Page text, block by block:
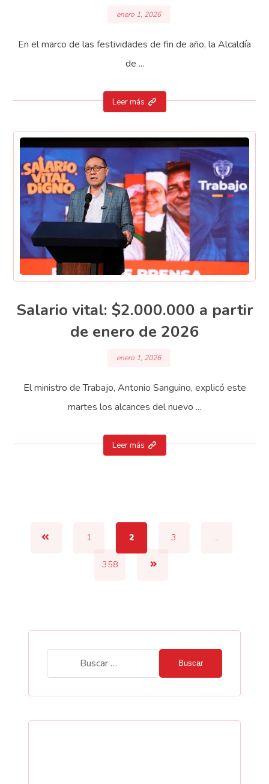
enero 1, 2026
En el marco de las festividades de fin de año, la Alcaldía
de ...
Leer más
Salario vital: $2.000.000 a partir
de enero de 2026
enero 1, 2026
El ministro de Trabajo, Antonio Sanguino, explicó este
martes los alcances del nuevo ...
Leer más
1 2 3 …
358
Buscar